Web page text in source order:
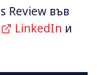
Review във
LinkedIn и